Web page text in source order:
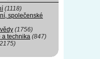
(1118)
společenské
(1756)
a technika (847)